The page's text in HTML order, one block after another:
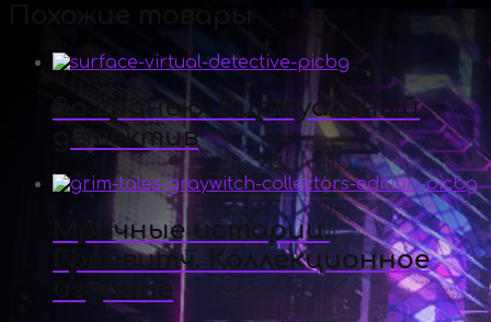
За гранью. Виртуальный
детектив
Мрачные истории.
Грейвитч. Коллекционное
издание